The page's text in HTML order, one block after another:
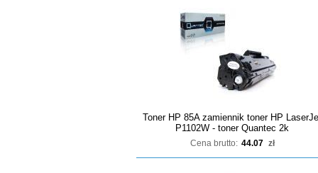
Toner HP 85A zamiennik toner HP
P1102W - toner Quantec 2k
Cena brutto: 44.07 zł